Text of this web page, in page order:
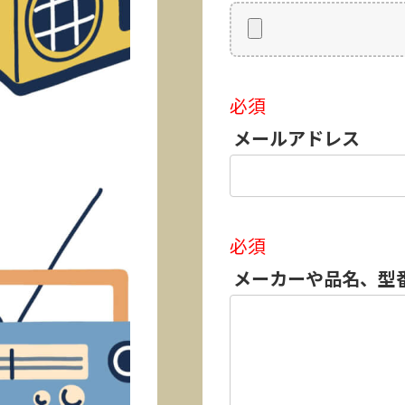
必須
メールアドレス
必須
メーカーや品名、型